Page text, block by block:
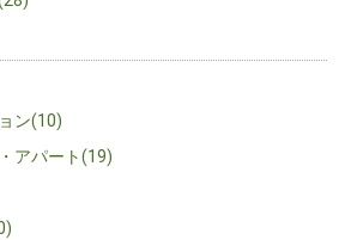
ン(10)
アパート(19)